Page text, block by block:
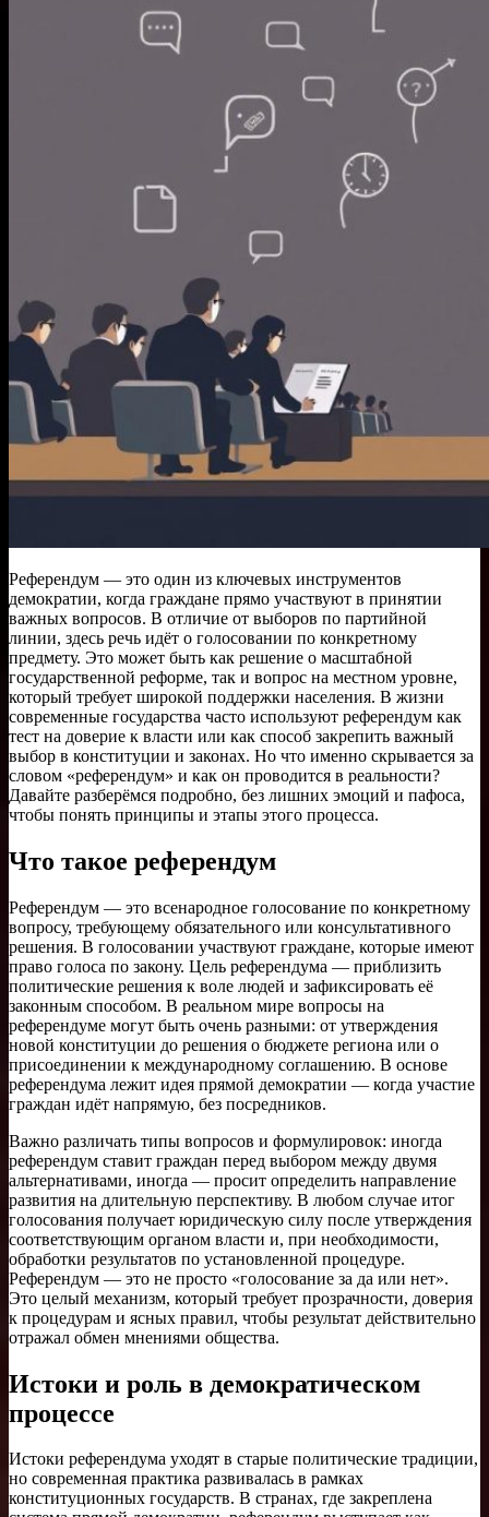
Референдум — это один из ключевых инструментов
демократии, когда граждане прямо участвуют в принятии
важных вопросов. В отличие от выборов по партийной
линии, здесь речь идёт о голосовании по конкретному
предмету. Это может быть как решение о масштабной
государственной реформе, так и вопрос на местном уровне,
который требует широкой поддержки населения. В жизни
современные государства часто используют референдум как
тест на доверие к власти или как способ закрепить важный
выбор в конституции и законах. Но что именно скрывается за
словом «референдум» и как он проводится в реальности?
Давайте разберёмся подробно, без лишних эмоций и пафоса,
чтобы понять принципы и этапы этого процесса.
Что такое референдум
Референдум — это всенародное голосование по конкретному
вопросу, требующему обязательного или консультативного
решения. В голосовании участвуют граждане, которые имеют
право голоса по закону. Цель референдума — приблизить
политические решения к воле людей и зафиксировать её
законным способом. В реальном мире вопросы на
референдуме могут быть очень разными: от утверждения
новой конституции до решения о бюджете региона или о
присоединении к международному соглашению. В основе
референдума лежит идея прямой демократии — когда участие
граждан идёт напрямую, без посредников.
Важно различать типы вопросов и формулировок: иногда
референдум ставит граждан перед выбором между двумя
альтернативами, иногда — просит определить направление
развития на длительную перспективу. В любом случае итог
голосования получает юридическую силу после утверждения
соответствующим органом власти и, при необходимости,
обработки результатов по установленной процедуре.
Референдум — это не просто «голосование за да или нет».
Это целый механизм, который требует прозрачности, доверия
к процедурам и ясных правил, чтобы результат действительно
отражал обмен мнениями общества.
Истоки и роль в демократическом
процессе
Истоки референдума уходят в старые политические традиции,
но современная практика развивалась в рамках
конституционных государств. В странах, где закреплена